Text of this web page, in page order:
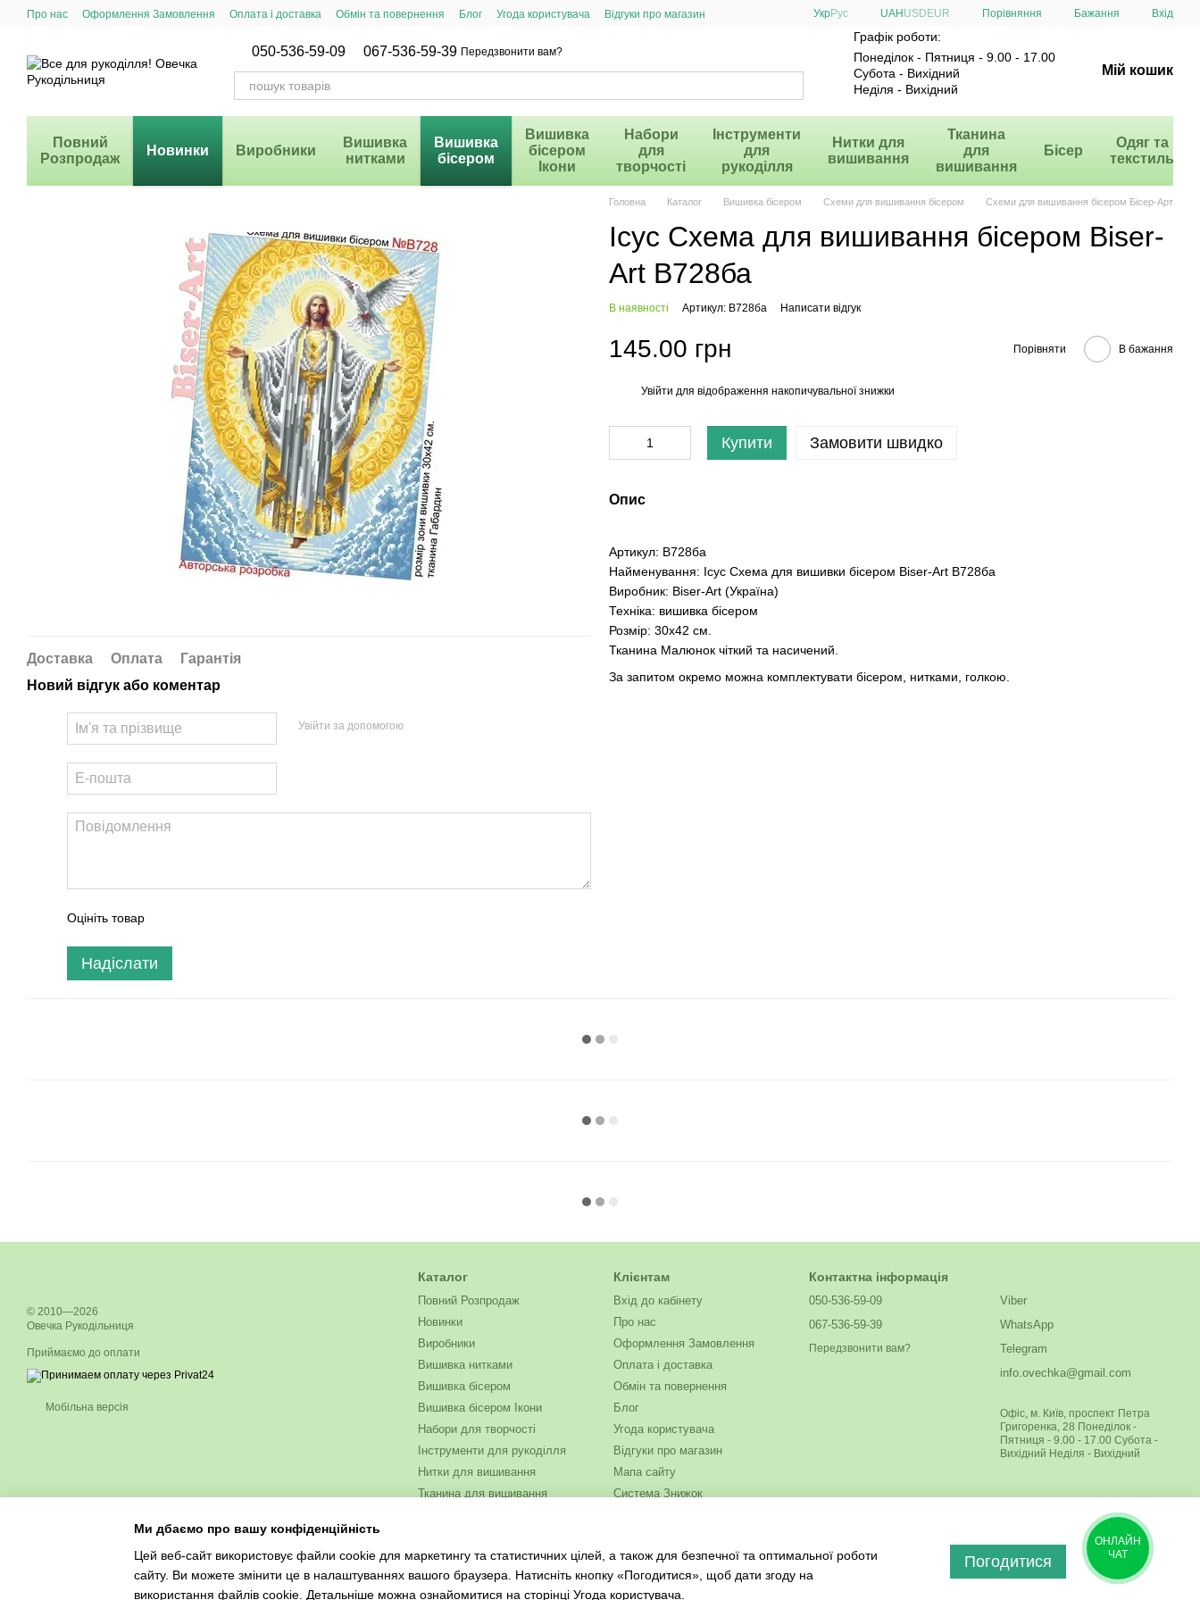
Перейти до основного контенту
Про нас Оформлення Замовлення Оплата і доставка Обмін та повернення Блог Угода користувача
Відгуки про магазин
УкрРус UAH USD EUR Порівняння Бажання Вхід
050-536-59-09 067-536-59-39 Передзвонити вам?
Графік роботи:
Понеділок - Пятниця - 9.00 - 17.00
Субота - Вихідний
Неділя - Вихідний
Мій кошик
Повний
Розпродаж
Новинки Виробники
Вишивка
нитками
Вишивка
бісером
Вишивка
бісером
Ікони
Набори
для
творчості
Інструменти
для
рукоділля
Нитки для
вишивання
Тканина
для
вишивання
Бісер
Одяг та
текстиль
Доставка Оплата
Гарантія
Новий відгук або коментар
Увійти за допомогою
Оцініть товар
Надіслати
Головна Каталог Вишивка бісером Схеми для вишивання бісером Схеми для вишивання бісером Бісер-Арт
Ісус Схема для вишивання бісером Biser-
Art B728ба
В наявності Артикул: B728ба Написати відгук
145.00 грн Порівняти В бажання
Увійти для відображення накопичувальної знижки
Купити Замовити швидко
Опис
Артикул: B728ба
Найменування: Ісус Схема для вишивки бісером Biser-Art B728ба
Виробник: Biser-Art (Україна)
Техніка: вишивка бісером
Розмір: 30х42 см.
Тканина Малюнок чіткий та насичений.
За запитом окремо можна комплектувати бісером, нитками, голкою.
© 2010—2026
Овечка Рукодільниця
Приймаємо до оплати
Мобільна версія
Каталог
Повний Розпродаж
Новинки
Виробники
Вишивка нитками
Вишивка бісером
Вишивка бісером Ікони
Набори для творчості
Інструменти для рукоділля
Нитки для вишивання
Тканина для вишивання
Журнали для рукоділля
Клієнтам
Вхід до кабінету
Про нас
Оформлення Замовлення
Оплата і доставка
Обмін та повернення
Блог
Угода користувача
Відгуки про магазин
Мапа сайту
Система Знижок
Контактна інформація
050-536-59-09
067-536-59-39
Передзвонити вам?
Viber
WhatsApp
Telegram
info.ovechka@gmail.com
Офіс, м. Київ, проспект Петра
Григоренка, 28 Понеділок -
Пятниця - 9.00 - 17.00 Субота -
Вихідний Неділя - Вихідний
Ми дбаємо про вашу конфіденційність
Цей веб-сайт використовує файли cookie для маркетингу та статистичних цілей, а також для безпечної та оптимальної роботи
сайту. Ви можете змінити це в налаштуваннях вашого браузера. Натисніть кнопку «Погодитися», щоб дати згоду на
використання файлів cookie. Детальніше можна ознайомитися на сторінці Угода користувача
Погодитися
ОНЛАЙН
ЧАТ